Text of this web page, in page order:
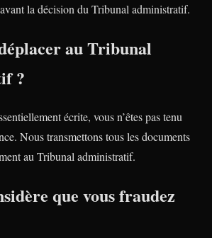
avant la décision du Tribunal administratif.
au Tribunal
?
écrite, vous n’êtes pas tenu
Nous transmettons tous les documents
au Tribunal administratif.
que vous fraudez